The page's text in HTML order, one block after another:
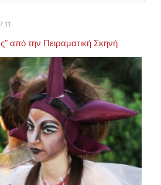
από την Πειραματική Σκηνή